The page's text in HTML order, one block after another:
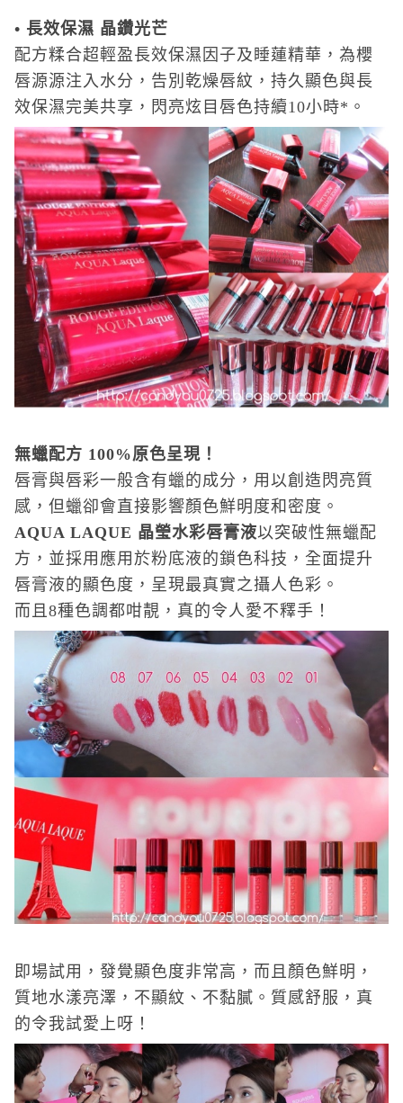
• 長效保濕 晶鑽光芒
配方糅合超輕盈長效保濕因子及睡蓮精華，為櫻
唇源源注入水分，告別乾燥唇紋，持久顯色與長
效保濕完美共享，閃亮炫目唇色持續10小時* 。
無蠟配方 100%原色呈現！
唇膏與唇彩一般含有蠟的成分，用以創造閃亮質
感，但蠟卻會直接影響顏色鮮明度和密度。
AQUA LAQUE 晶瑩水彩唇膏液以突破性無蠟配
方，並採用應用於粉底液的鎖色科技，全面提升
唇膏液的顯色度，呈現最真實之攝人色彩。
而且8種色調都咁靚，真的令人愛不釋手！
即場試用，發覺顯色度非常高，而且顏色鮮明，
質地水漾亮澤，不顯紋、不黏膩。質感舒服，真
的令我試愛上呀！